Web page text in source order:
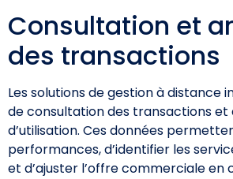
Consultation et
des transactions
Les solutions de gestion à distance
de consultation des transactions et
d’utilisation. Ces données
performances, d’identifier les
et d’ajuster l’offre commerciale en